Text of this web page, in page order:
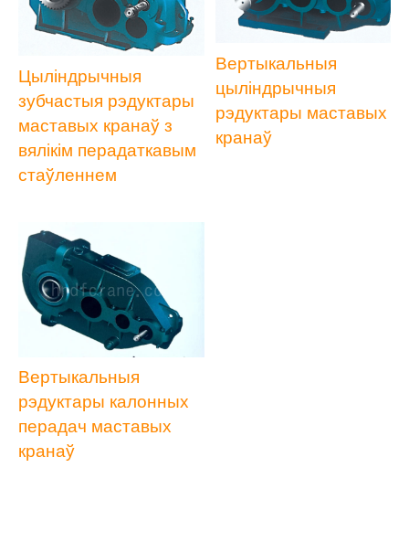
Цыліндрычныя
зубчастыя рэдуктары
маставых кранаў з
вялікім перадаткавым
стаўленнем
Вертыкальныя
цыліндрычныя
рэдуктары маставых
кранаў
Вертыкальныя
рэдуктары калонных
перадач маставых
кранаў